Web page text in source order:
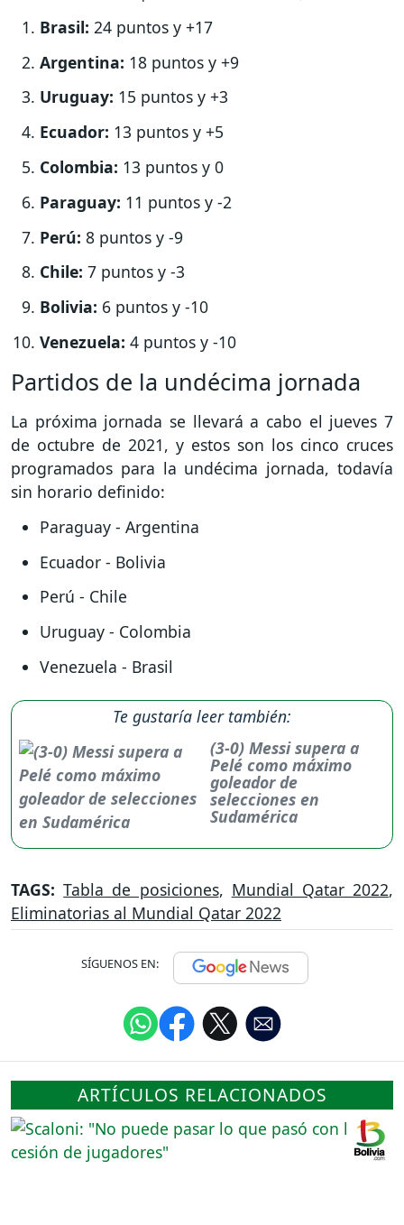
Brasil: 24 puntos y +17
Argentina: 18 puntos y +9
Uruguay: 15 puntos y +3
Ecuador: 13 puntos y +5
Colombia: 13 puntos y 0
Paraguay: 11 puntos y -2
Perú: 8 puntos y -9
Chile: 7 puntos y -3
Bolivia: 6 puntos y -10
Venezuela: 4 puntos y -10
Partidos de la undécima jornada
La próxima jornada se llevará a cabo el jueves 7
de octubre de 2021, y estos son los cinco cruces
programados para la undécima jornada, todavía
sin horario definido:
Paraguay - Argentina
Ecuador - Bolivia
Perú - Chile
Uruguay - Colombia
Venezuela - Brasil
Te gustaría leer también:
(3-0) Messi supera a
Pelé como máximo
goleador de
selecciones en
Sudamérica
TAGS:Tabla de posiciones, Mundial Qatar 2022,
Eliminatorias al Mundial Qatar 2022
SÍGUENOS EN:
ARTÍCULOS RELACIONADOS